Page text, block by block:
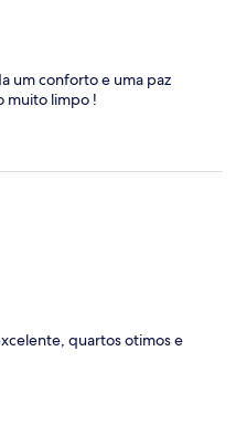
um conforto e uma paz
muito limpo !
quartos otimos e